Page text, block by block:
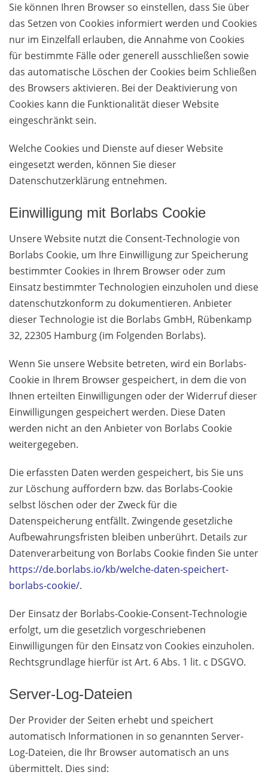
Sie können Ihren Browser so einstellen, dass Sie über
das Setzen von Cookies informiert werden und Cookies
nur im Einzelfall erlauben, die Annahme von Cookies
für bestimmte Fälle oder generell ausschließen sowie
das automatische Löschen der Cookies beim Schließen
des Browsers aktivieren. Bei der Deaktivierung von
Cookies kann die Funktionalität dieser Website
eingeschränkt sein.
Welche Cookies und Dienste auf dieser Website
eingesetzt werden, können Sie dieser
Datenschutzerklärung entnehmen.
Einwilligung mit Borlabs Cookie
Unsere Website nutzt die Consent-Technologie von
Borlabs Cookie, um Ihre Einwilligung zur Speicherung
bestimmter Cookies in Ihrem Browser oder zum
Einsatz bestimmter Technologien einzuholen und diese
datenschutzkonform zu dokumentieren. Anbieter
dieser Technologie ist die Borlabs GmbH, Rübenkamp
32, 22305 Hamburg (im Folgenden Borlabs).
Wenn Sie unsere Website betreten, wird ein Borlabs-
Cookie in Ihrem Browser gespeichert, in dem die von
Ihnen erteilten Einwilligungen oder der Widerruf dieser
Einwilligungen gespeichert werden. Diese Daten
werden nicht an den Anbieter von Borlabs Cookie
weitergegeben.
Die erfassten Daten werden gespeichert, bis Sie uns
zur Löschung auffordern bzw. das Borlabs-Cookie
selbst löschen oder der Zweck für die
Datenspeicherung entfällt. Zwingende gesetzliche
Aufbewahrungsfristen bleiben unberührt. Details zur
Datenverarbeitung von Borlabs Cookie finden Sie unter
https://de.borlabs.io/kb/welche-daten-speichert-
borlabs-cookie/.
Der Einsatz der Borlabs-Cookie-Consent-Technologie
erfolgt, um die gesetzlich vorgeschriebenen
Einwilligungen für den Einsatz von Cookies einzuholen.
Rechtsgrundlage hierfür ist Art. 6 Abs. 1 lit. c DSGVO.
Server-Log-Dateien
Der Provider der Seiten erhebt und speichert
automatisch Informationen in so genannten Server-
Log-Dateien, die Ihr Browser automatisch an uns
übermittelt. Dies sind: